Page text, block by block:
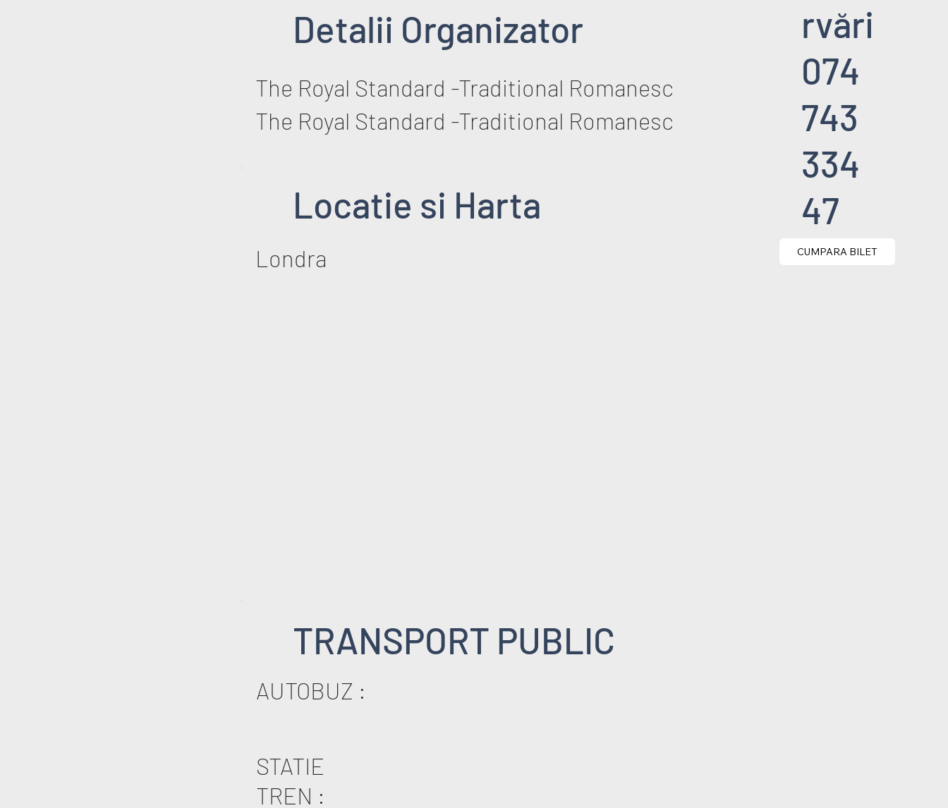
Detalii Organizator
The Royal Standard -Traditional Romanesc
The Royal Standard -Traditional Romanesc
Locatie si Harta
Londra
TRANSPORT PUBLIC
AUTOBUZ :
STATIE
TREN :
rvări
074
743
334
47
CUMPARA BILET